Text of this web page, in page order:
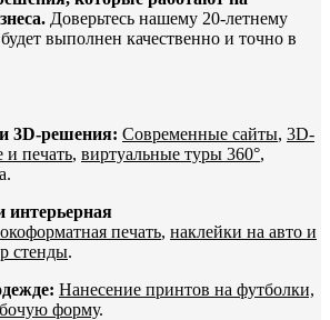
Доверьтесь нашему 20-летнему
выполнен качественно и точно в
3D-решения: Современные сайты, 3D-
и печать, виртуальные туры 360°,
интерьерная
печать, наклейки на авто и
стенды.
Нанесение принтов на футболки,
форму.